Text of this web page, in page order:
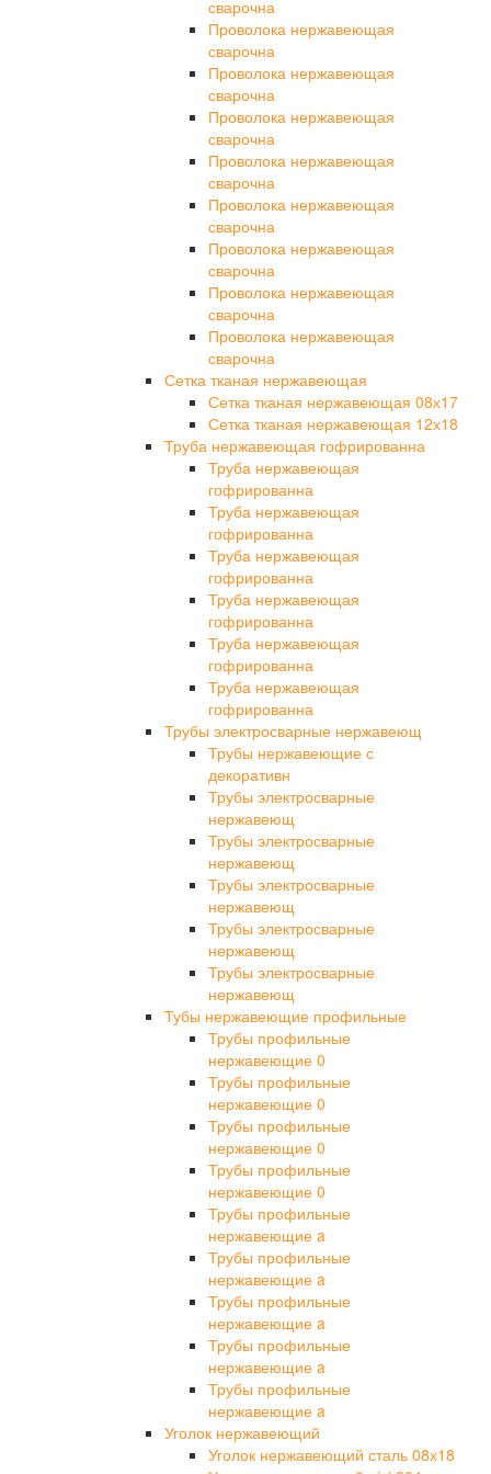
сварочна
Проволока нержавеющая
сварочна
Проволока нержавеющая
сварочна
Проволока нержавеющая
сварочна
Проволока нержавеющая
сварочна
Проволока нержавеющая
сварочна
Проволока нержавеющая
сварочна
Проволока нержавеющая
сварочна
Проволока нержавеющая
сварочна
Сетка тканая нержавеющая
Сетка тканая нержавеющая 08х17
Сетка тканая нержавеющая 12х18
Труба нержавеющая гофрированна
Труба нержавеющая
гофрированна
Труба нержавеющая
гофрированна
Труба нержавеющая
гофрированна
Труба нержавеющая
гофрированна
Труба нержавеющая
гофрированна
Труба нержавеющая
гофрированна
Трубы электросварные нержавеющ
Трубы нержавеющие с
декоративн
Трубы электросварные
нержавеющ
Трубы электросварные
нержавеющ
Трубы электросварные
нержавеющ
Трубы электросварные
нержавеющ
Трубы электросварные
нержавеющ
Тубы нержавеющие профильные
Трубы профильные
нержавеющие 0
Трубы профильные
нержавеющие 0
Трубы профильные
нержавеющие 0
Трубы профильные
нержавеющие 0
Трубы профильные
нержавеющие a
Трубы профильные
нержавеющие a
Трубы профильные
нержавеющие a
Трубы профильные
нержавеющие a
Трубы профильные
нержавеющие a
Уголок нержавеющий
Уголок нержавеющий сталь 08х18